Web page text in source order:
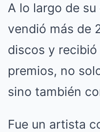
A lo largo de
vendió más de
discos y
premios, no
sino también
Fue un artista